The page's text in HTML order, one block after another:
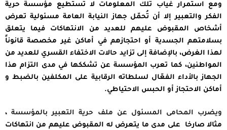
ومع استمرار غياب تلك المعلومات لا تستطيع مؤسسة حرية
الفكر والتعبير إلا أن تُحمّل جهاز النيابة العامة مسئولية تعرض
أشخاص المقبوض عليهم للعديد من الانتهاكات فيما يتعلق
بسلامتهم الجسدية أو احتجازهم في أماكن غير مخصصة قانوناً
لهذا الغرض، بالإضافة إلى تزايد حالات الاختفاء القسري للعديد من
المواطنين، كما تعرب المؤسسة عن تشككها في مدى التزام هذا
الجهاز بالأداء الفعّال لسلطاته الرقابية على المكلفين بالضبط و
أماكن الاحتجاز أو الحبس الاحتياطي.
ويضرب المحامى المسئول عن ملف حرية التعبير بالمؤسسة،
مثالا صارخا على مدى ما يتعرض له المقبوض عليهم من انتهاكات